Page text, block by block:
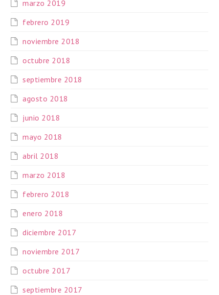
marzo 2019
febrero 2019
noviembre 2018
octubre 2018
septiembre 2018
agosto 2018
junio 2018
mayo 2018
abril 2018
marzo 2018
febrero 2018
enero 2018
diciembre 2017
noviembre 2017
octubre 2017
septiembre 2017